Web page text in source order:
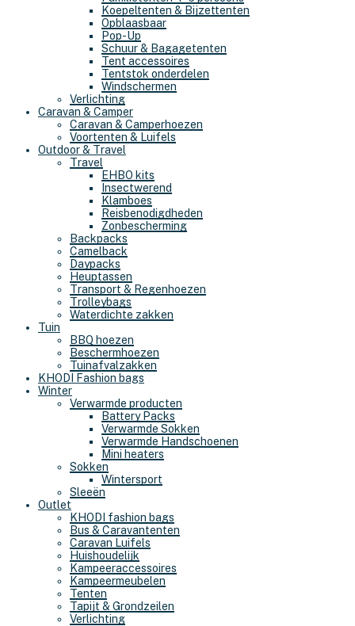
Koepeltenten & Bijzettenten
Opblaasbaar
Pop-Up
Schuur & Bagagetenten
Tent accessoires
Tentstok onderdelen
Windschermen
Verlichting
Caravan & Camper
Caravan & Camperhoezen
Voortenten & Luifels
Outdoor & Travel
Travel
EHBO kits
Insectwerend
Klamboes
Reisbenodigdheden
Zonbescherming
Backpacks
Camelback
Daypacks
Heuptassen
Transport & Regenhoezen
Trolleybags
Waterdichte zakken
Tuin
BBQ hoezen
Beschermhoezen
Tuinafvalzakken
KHODI Fashion bags
Winter
Verwarmde producten
Battery Packs
Verwarmde Sokken
Verwarmde Handschoenen
Mini heaters
Sokken
Wintersport
Sleeën
Outlet
KHODI fashion bags
Bus & Caravantenten
Caravan Luifels
Huishoudelijk
Kampeeraccessoires
Kampeermeubelen
Tenten
Tapijt & Grondzeilen
Verlichting